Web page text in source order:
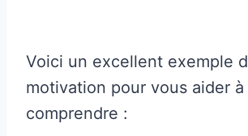
Voici un excellent exemple
motivation pour vous aider
comprendre :